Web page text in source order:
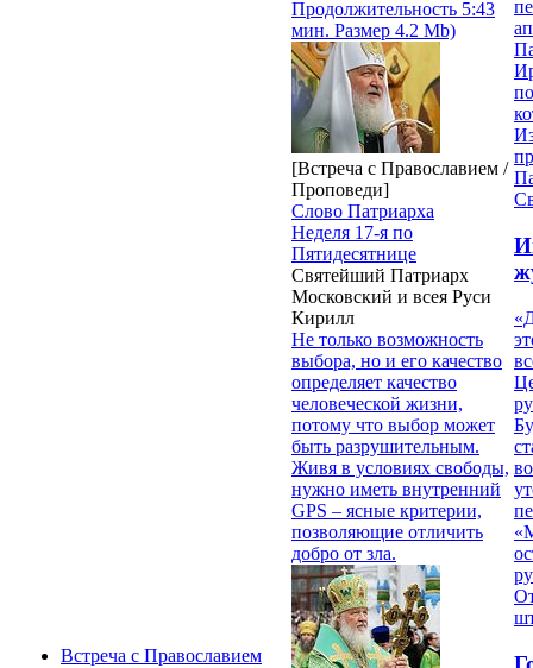
Встреча с Православием
Продолжительность 5:43
мин. Размер 4.2 Mb)
[Встреча с Православием /
Проповеди]
Слово Патриарха
Неделя 17-я по
Пятидесятнице
Святейший Патриарх
Московский и всея Руси
Кирилл
Не только возможность
выбора, но и его качество
определяет качество
человеческой жизни,
потому что выбор может
быть разрушительным.
Живя в условиях свободы,
нужно иметь внутренний
GPS – ясные критерии,
позволяющие отличить
добро от зла.